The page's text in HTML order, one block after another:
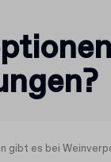
gibt es bei